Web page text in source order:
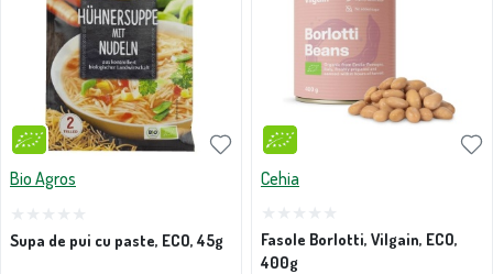
Bio Agros
Supa de pui cu paste, ECO, 45g
Cehia
Fasole Borlotti, Vilgain, ECO,
400g